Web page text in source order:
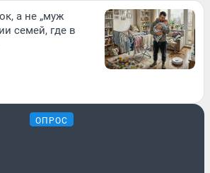
а не „муж
семей, где в
ОПРОС